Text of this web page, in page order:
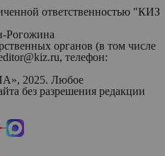
ответственностью "КИЗ
Рогожина
органов (в том числе
телефон:
2025. Любое
без разрешения редакции